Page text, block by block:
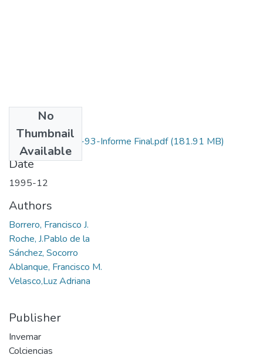
No
Thumbnail
Available
2105-09-028-93-Informe Final.pdf(181.91 MB)
Date
1995-12
Authors
Borrero, Francisco J.
Roche, J.Pablo de la
Sánchez, Socorro
Ablanque, Francisco M.
Velasco,Luz Adriana
Publisher
Invemar
Colciencias